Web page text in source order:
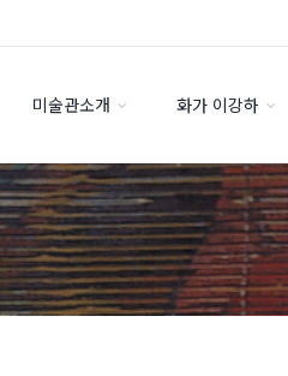
미술관소개 화가 이강하